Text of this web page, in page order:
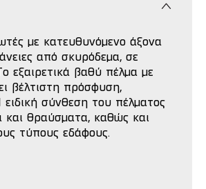
με κατευθυνόμενο άξονα
από σκυρόδεμα, σε
εξαιρετικά βαθύ πέλμα με
βέλτιστη πρόσφυση,
σύνθεση του πέλματος
και θραύσματα, καθώς και
τύπους εδάφους.